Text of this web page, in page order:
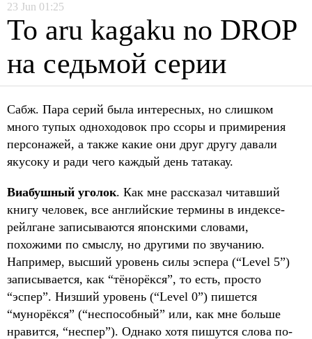
23 Jun 01:25
To aru kagaku no DROP
на седьмой серии
Сабж. Пара серий была интересных, но слишком
много тупых одноходовок про ссоры и примирения
персонажей, а также какие они друг другу давали
якусоку и ради чего каждый день татакау.
Виабушный уголок. Как мне рассказал читавший
книгу человек, все английские термины в индексе-
рейлгане записываются японскими словами,
похожими по смыслу, но другими по звучанию.
Например, высший уровень силы эспера (“Level 5”)
записывается, как “тёнорёкся”, то есть, просто
“эспер”. Низший уровень (“Level 0”) пишется
“мунорёкся” (“неспособный” или, как мне больше
нравится, “неспер”). Однако хотя пишутся слова по-